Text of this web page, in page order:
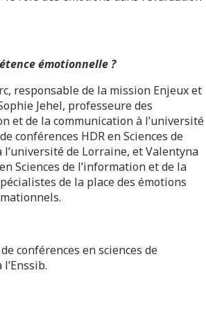
émotionnelle ?
responsable de la mission Enjeux et
Jehel, professeure des
et de la communication à l’université
conférences HDR en Sciences de
de Lorraine, et Valentyna
Sciences de l’information et de la
de la place des émotions
conférences en sciences de